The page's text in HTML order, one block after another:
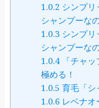
1.0.2 シンプ
シャンプーな
1.0.3 シンプ
シャンプーな
1.0.4 「チャ
極める！
1.0.5 育毛「シ
1.0.6 レベナ